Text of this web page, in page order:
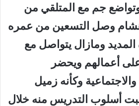
جم مع المتلقي من
هشام وصل التسعين من عمره
المديد ومازال يتواصل مع
أعمالهم ويحضر
والاجتماعية وكأنه زميل
أسلوب التدريس منه خلال